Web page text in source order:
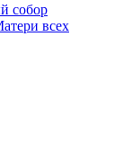
собор
всех